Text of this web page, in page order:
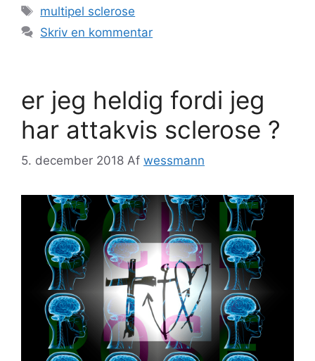
Tags
multipel sclerose
Skriv en kommentar
er jeg heldig fordi jeg
har attakvis sclerose ?
5. december 2018 Af wessmann